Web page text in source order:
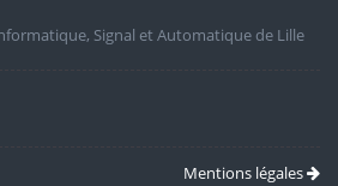
Signal et Automatique de Lille
Mentions légales